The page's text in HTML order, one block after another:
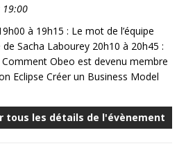
19:00
à 19h15 : Le mot de l’équipe
Sacha Labourey 20h10 à 20h45 :
Comment Obeo est devenu membre
Eclipse Créer un Business Model
tous les détails de l'évènement